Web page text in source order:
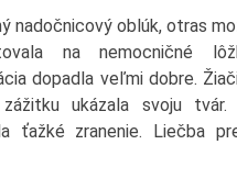
nadočnicový oblúk, otras
na nemocničné
dopadla veľmi dobre.
ukázala svoju
ťažké zranenie. Liečba